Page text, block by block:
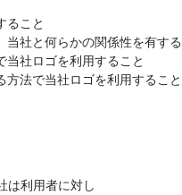
ること
当社と何らかの関係性を有する
当社ロゴを利用すること
方法で当社ロゴを利用すること
は利用者に対し